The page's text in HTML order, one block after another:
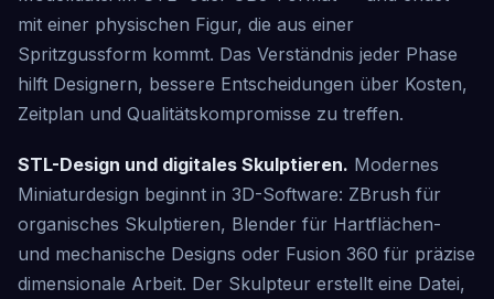
mit einer physischen Figur, die aus einer
Spritzgussform kommt. Das Verständnis jeder Phase
hilft Designern, bessere Entscheidungen über Kosten,
Zeitplan und Qualitätskompromisse zu treffen.
STL-Design und digitales Skulptieren. Modernes
Miniaturdesign beginnt in 3D-Software: ZBrush für
organisches Skulptieren, Blender für Hartflächen-
und mechanische Designs oder Fusion 360 für präzise
dimensionale Arbeit. Der Skulpteur erstellt eine Datei,